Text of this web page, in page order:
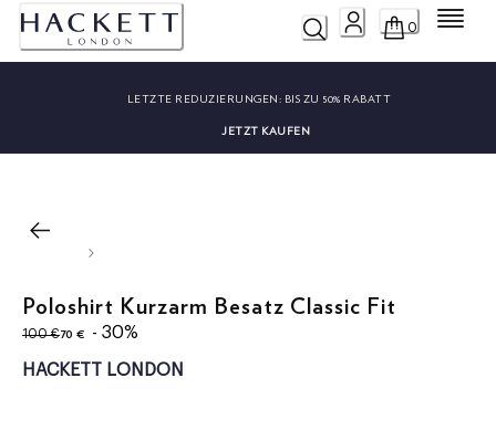
0 Menü
LETZTE REDUZIERUNGEN: BIS ZU 50% RABATT
JETZT KAUFEN
Poloshirt Kurzarm Besatz Classic Fit
100 €
ursprünglicher Preis 100 €
70 €
aktueller Preis 70 €
- 30%
HACKETT LONDON